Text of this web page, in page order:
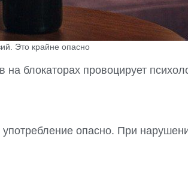
Это крайне опасно
блокаторах провоцирует
опасно. При